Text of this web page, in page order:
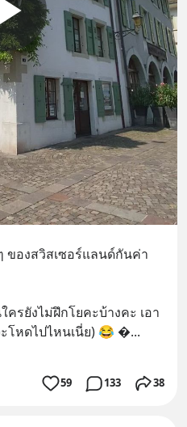
ของสวิสเซอร์แลนด์กันค่า
รยังไม่ฝึกโยคะบ้างคะ เอา
ะโหดไปไหนเนี่ย) 😂 ...
59 133 38